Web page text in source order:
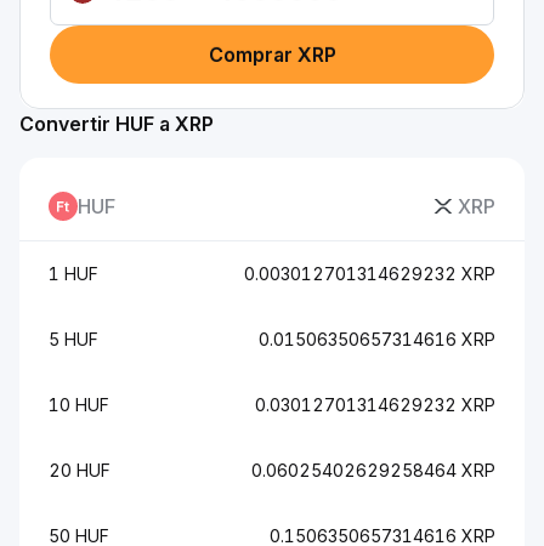
Comprar XRP
Convertir HUF a XRP
HUF XRP
1 HUF 0.003012701314629232 XRP
5 HUF 0.01506350657314616 XRP
10 HUF 0.03012701314629232 XRP
20 HUF 0.06025402629258464 XRP
50 HUF 0.1506350657314616 XRP